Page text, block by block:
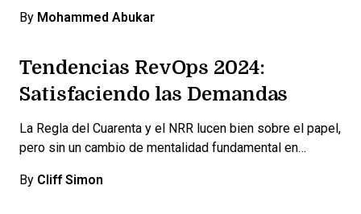
By Mohammed Abukar
Tendencias RevOps 2024:
Satisfaciendo las Demandas
La Regla del Cuarenta y el NRR lucen bien sobre el papel,
pero sin un cambio de mentalidad fundamental en…
By Cliff Simon